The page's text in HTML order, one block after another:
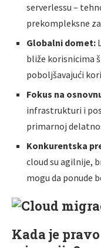
serverlessu –
prekompleksne
Globalni domet:
bliže korisnicima
poboljšavajući
Fokus na
infrastrukturi i
primarnoj
Konkurentska
cloud su agilnije,
mogu da ponude
Kada je